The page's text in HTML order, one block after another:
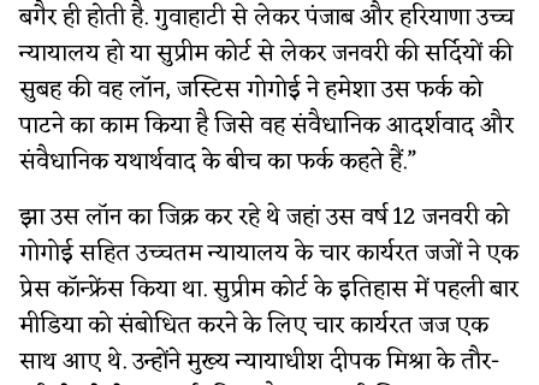
बगैर ही होती है. गुवाहाटी से लेकर पंजाब और हरियाणा उच्च
न्यायालय हो या सुप्रीम कोर्ट से लेकर जनवरी की सर्दियों की
सुबह की वह लॉन, जस्टिस गोगोई ने हमेशा उस फर्क को
पाटने का काम किया है जिसे वह संवैधानिक आदर्शवाद और
संवैधानिक यथार्थवाद के बीच का फर्क कहते हैं.”
झा उस लॉन का जिक्र कर रहे थे जहां उस वर्ष 12 जनवरी को
गोगोई सहित उच्चतम न्यायालय के चार कार्यरत जजों ने एक
प्रेस कॉन्फ्रेंस किया था. सुप्रीम कोर्ट के इतिहास में पहली बार
मीडिया को संबोधित करने के लिए चार कार्यरत जज एक
साथ आए थे. उन्होंने मुख्य न्यायाधीश दीपक मिश्रा के तौर-